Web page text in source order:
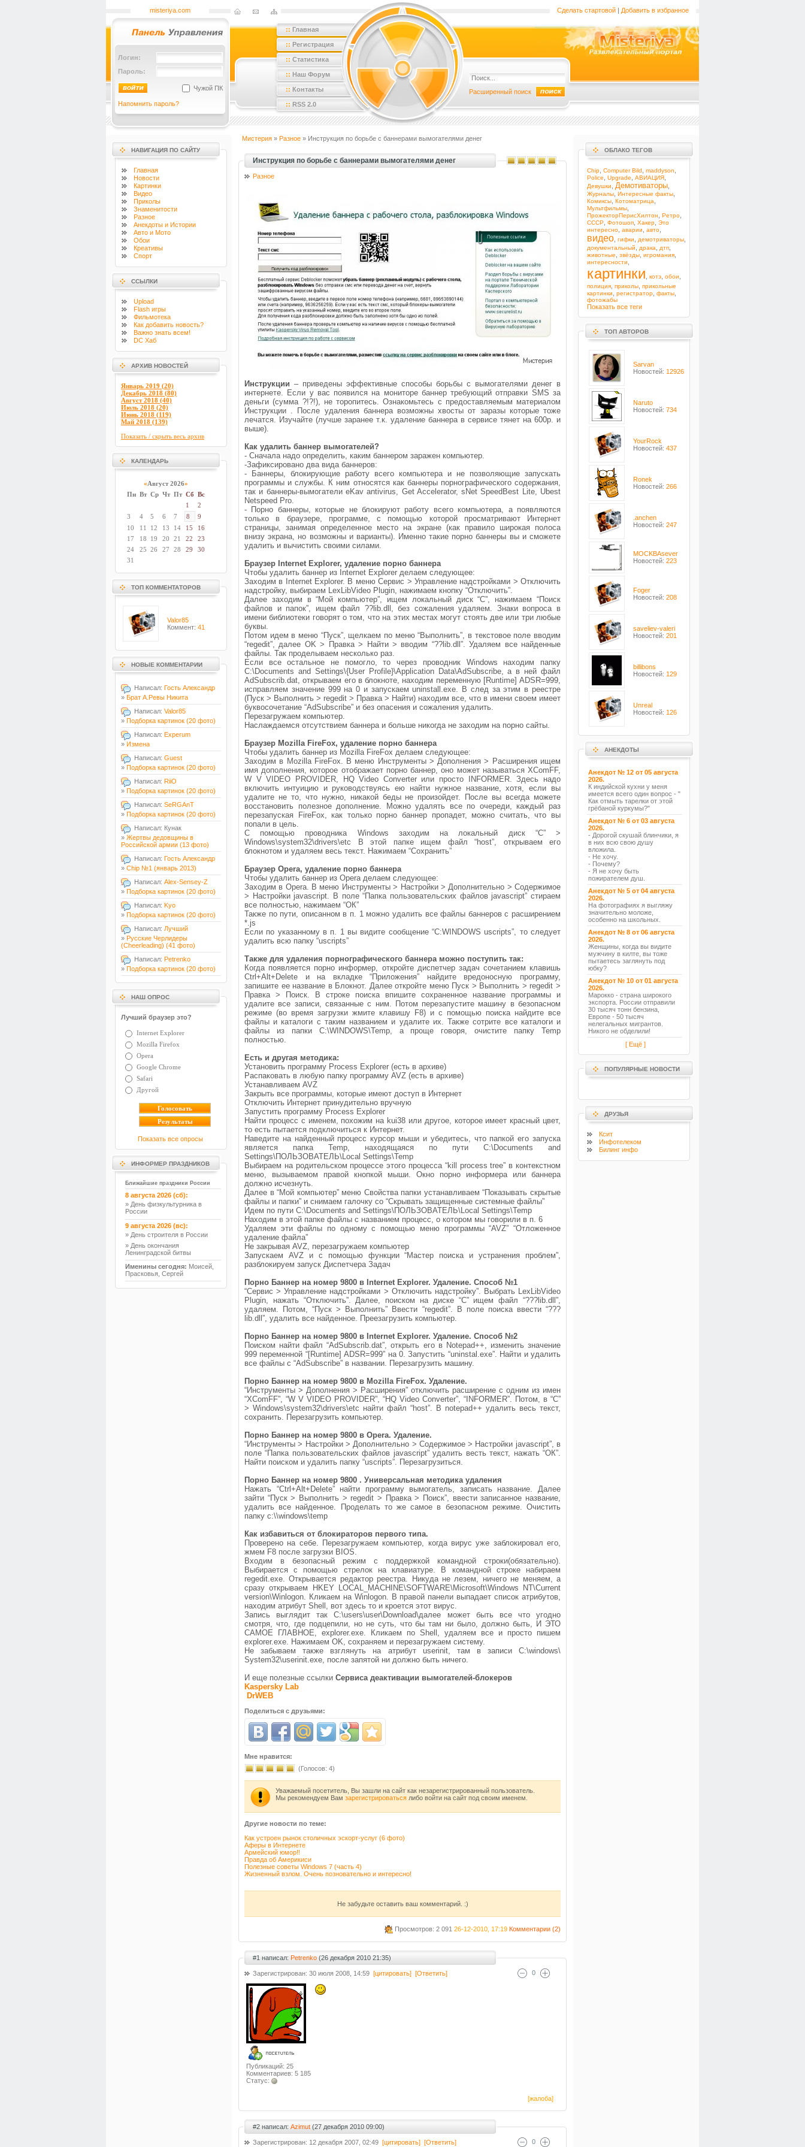
misteriya.com Сделать стартовой | Добавить в избранное
Логин:
Пароль:
Чужой ПК
Напомнить пароль?
:: Главная
:: Регистрация
:: Статистика
:: Наш Форум
:: Контакты
:: RSS 2.0
Расширенный поиск
НАВИГАЦИЯ ПО САЙТУ
Главная
Новости
Картинки
Видео
Приколы
Знаменитости
Разное
Анекдоты и Истории
Авто и Мото
Обои
Креативы
Спорт
ССЫЛКИ
Upload
Flash игры
Фильмотека
Как добавить новость?
Важно знать всем!
DC Хаб
АРХИВ НОВОСТЕЙ
Январь 2019 (20)
Декабрь 2018 (80)
Август 2018 (40)
Июль 2018 (20)
Июнь 2018 (119)
Май 2018 (139)
Показать / скрыть весь архив
КАЛЕНДАРЬ
«Август 2026»
Пн Вт Ср Чт Пт Сб Вс
1
2
3
4 5 6 7 8
9
10
11 12 13 14 15
16
17
18 19 20 21 22
23
24
25 26 27 28 29
30
31
ТОП КОММЕНТАТОРОВ
Valor85
Коммент: 41
НОВЫЕ КОММЕНТАРИИ
Написал: Гость Александр
» Брат А.Ревы Никита
Написал: Valor85
» Подборка картинок (20 фото)
Написал: Experum
» Измена
Написал: Guest
» Подборка картинок (20 фото)
Написал: RiiO
» Подборка картинок (20 фото)
Написал: SeRGAnT
» Подборка картинок (20 фото)
Написал: Кунак
» Жертвы дедовщины в
Российской армии (13 фото)
Написал: Гость Александр
» Chip №1 (январь 2013)
Написал: Alex-Sensey-Z
» Подборка картинок (20 фото)
Написал: Kyo
» Подборка картинок (20 фото)
Написал: Лучший
» Русские Черлидеры
(Cheerleading) (41 фото)
Написал: Petrenko
» Подборка картинок (20 фото)
НАШ ОПРОС
Лучший браузер это?
Internet Explorer
Mozilla Firefox
Opera
Google Chrome
Safari
Другой
Показать все опросы
ИНФОРМЕР ПРАЗДНИКОВ
Ближайшие праздники России
8 августа 2026 (сб):
» День физкультурника в
России
9 августа 2026 (вс):
» День строителя в России
» День окончания
Ленинградской битвы
Именины сегодня: Моисей,
Прасковья, Сергей
Мистерия » Разное » Инструкция по борьбе с баннерами вымогателями денег
Инструкция по борьбе с баннерами вымогателями денег
Разное
Инструкции – приведены эффективные способы борьбы с вымогателями денег в
интернете. Если у вас появился на мониторе баннер требующий отправки SMS за
деньги (сумма ?!?!), не торопитесь. Ознакомьтесь с предоставляемым материалом
Инструкции . После удаления баннера возможны хвосты от заразы которые тоже
лечатся. Изучайте (лучше заранее т.к. удаление баннера в сервисе тянет на 600р. и
выше).
Как удалить баннер вымогателей?
- Сначала надо определить, каким баннером заражен компьютер.
-Зафиксировано два вида баннеров:
- Баннеры, блокирующие работу всего компьютера и не позволяющие запускать
программы и службы. К ним относятся как баннеры порнографического содержания,
так и баннеры-вымогатели eKav antivirus, Get Accelerator, sNet SpeedBest Lite, Ubest
Netspeed Pro.
- Порно баннеры, которые не блокируют работу всего компьютера, а появляются
только в браузере, программе, с помощью которой просматривают Интернет
страницы, занимая определенное место на экране (как правило широкая полоса
внизу экрана, но возможны и варианты). Именно такие порно баннеры вы и сможете
удалить и вычистить своими силами.
Браузер Internet Explorer, удаление порно баннера
Чтобы удалить баннер из Internet Explorer делаем следующее:
Заходим в Internet Explorer. В меню Сервис > Управление надстройками > Отключить
надстройку, выбираем LexLibVideo Plugin, нажимаем кнопку “Отключить”.
Далее заходим в “Мой компьютер”, ищем локальный диск “C”, нажимаем “Поиск
файлов и папок”, ищем файл ??lib.dll, без сожаления удаляем. Знаки вопроса в
имени библиотеки говорят о том, что на этих местах могут стоять две или три любые
буквы.
Потом идем в меню “Пуск”, щелкаем по меню “Выполнить”, в текстовое поле вводим
“regedit”, далее OK > Правка > Найти > вводим “??lib.dll”. Удаляем все найденные
файлы. Так проделываем несколько раз.
Если все остальное не помогло, то через проводник Windows находим папку
C:\Documents and Settings\{User Profile}\Application Data\AdSubscribe, а в ней файл
AdSubscrib.dat, открываем его в блокноте, находим переменную [Runtime] ADSR=999,
исправляем значение 999 на 0 и запускаем uninstall.exe. В след за этим в реестре
(Пуск > Выполнить > regedit > Правка > Найти) находим все, что в имени своем имеет
буквосочетание “AdSubscribe” и без опасения и сожаления удалить.
Перезагружаем компьютер.
Наслаждаемся отсутствием баннера и больше никогда не заходим на порно сайты.
Браузер Mozilla FireFox, удаление порно баннера
Чтобы удалить баннер из Mozilla FireFox делаем следующее:
Заходим в Mozilla FireFox. В меню Инструменты > Дополнения > Расширения ищем
имя дополнения, которое отображает порно баннер, оно может называться XComFF,
W V VIDEO PROVIDER, HQ Video Converter или просто INFORMER. Здесь надо
включить интуицию и руководствуясь ею найти нужное название, хотя, если вы
удалите не то, что нужно, никакой беды не произойдет. После вы всегда можете
восстановить полезное дополнение. Можно удалять все по очереди, каждый раз
перезапуская FireFox, как только порно баннер пропадет, можно считать, что вы
попали в цель.
С помощью проводника Windows заходим на локальный диск “C” >
Windows\system32\drivers\etc В этой папке ищем файл “host”, открываем его
блокнотом и удаляем весь текст. Нажимаем “Сохранить”
Браузер Opera, удаление порно баннера
Чтобы удалить баннер из Opera делаем следующее:
Заходим в Opera. В меню Инструменты > Настройки > Дополнительно > Содержимое
> Настройки jаvascript. В поле “Папка пользовательских файлов jаvascript” стираем
все полностью, нажимаем “ОК”
Также по пути, описанном в п. 1 можно удалить все файлы баннеров с расширением
*.js
Если по указанному в п. 1 вы видите сообщение “C:WINDOWS uscripts”, то следует
удалить всю папку “uscripts”
Также для удаления порнографического баннера можно поступить так:
Когда появляется порно информер, откройте диспетчер задач сочетанием клавишь
Ctrl+Alt+Delete и на вкладке “Приложения” найдите вредоносную программу,
запишите ее название в Блокнот. Далее откройте меню Пуск > Выполнить > regedit >
Правка > Поиск. В строке поиска впишите сохраненное название программы и
удалите все записи, связанные с ним. Потом перезапустите машину в безопасном
режиме (во время загрузки жмите клавишу F8) и с помощью поиска найдите все
файлы и каталоги с таким названием и удалите их. Также сотрите все каталоги и
файлы из папки C:\WINDOWS\Temp, а проще говоря, очистите папку Temp
полностью.
Есть и другая методика:
Установить программу Process Explorer (есть в архиве)
Распаковать в любую папку программу AVZ (есть в архиве)
Устанавливаем AVZ
Закрыть все программы, которые имеют доступ в Интернет
Отключить Интернет принудительно вручную
Запустить программу Process Explorer
Найти процесс с именем, похожим на kui38 или другое, которое имеет красный цвет,
то есть пытается подключиться к Интернет.
Наведите на найденный процесс курсор мыши и убедитесь, что папкой его запуска
является папка Temp, находящаяся по пути C:\Documents and
Settings\ПОЛЬЗОВАТЕЛЬ\Local Settings\Temp
Выбираем на родительском процессе этого процесса “kill process tree” в контекстном
меню, вызываемом правой кнопкой мыши. Окно порно информера или баннера
должно исчезнуть.
Далее в “Мой компьютер” меню Свойства папки устанавливаем “Показывать скрытые
файлы и папки” и снимаем галочку со “Скрывать защищенные системные файлы”
Идем по пути C:\Documents and Settings\ПОЛЬЗОВАТЕЛЬ\Local Settings\Temp
Находим в этой папке файлы с названием процесс, о котором мы говорили в п. 6
Удаляем эти файлы по одному с помощью меню программы “AVZ” “Отложенное
удаление файла”
Не закрывая AVZ, перезагружаем компьютер
Запускаем AVZ и с помощью функции “Мастер поиска и устранения проблем”,
разблокируем запуск Диспетчера Задач
Порно Баннер на номер 9800 в Internet Explorer. Удаление. Способ №1
“Сервис > Управление надстройками > Отключить надстройку”. Выбрать LexLibVideo
Plugin, нажать “Отключить”. Далее, поиском на диске “С” ищем файл “???lib.dll”,
удаляем. Потом, “Пуск > Выполнить” Ввести “regedit”. В поле поиска ввести “???
lib.dll”, удалить все найденное. Преезагрузить компьютер.
Порно Баннер на номер 9800 в Internet Explorer. Удаление. Способ №2
Поиском найти файл “AdSubscrib.dat”, открыть его в Notepad++, изменить значение
999 переменной “[Runtime] ADSR=999” на 0. Запустить “uninstal.exe”. Найти и удалить
все файлы с “AdSubscribe” в названии. Перезагрузить машину.
Порно Баннер на номер 9800 в Mozilla FireFox. Удаление.
“Инструменты > Дополнения > Расширения” отключить расширение с одним из имен
“XComFF”, “W V VIDEO PROVIDER”, “HQ Video Converter”, “INFORMER”. Потом, в “C”
> Windows\system32\drivers\etc найти файл “host”. В notepad++ удалить весь текст,
сохранить. Перезагрузить компьютер.
Порно Баннер на номер 9800 в Opera. Удаление.
“Инструменты > Настройки > Дополнительно > Содержимое > Настройки jаvascript”, в
поле “Папка пользовательских файлов jаvascript” удалить весть текст, нажать “ОК”.
Найти поиском и удалить папку “uscripts”. Перезагрузиться.
Порно Баннер на номер 9800 . Универсальная методика удаления
Нажать “Ctrl+Alt+Delete” найти программу вымогатель, записать название. Далее
зайти “Пуск > Выполнить > regedit > Правка > Поиск”, ввести записанное название,
удалить все найденное. Проделать то же самое в безопасном режиме. Очистить
папку c:\\windows\temp
Как избавиться от блокираторов первого типа.
Проверено на себе. Перезагружаем компьютер, когда вирус уже заблокировал его,
жмем F8 после загрузки BIOS.
Входим в безопасный режим с поддержкой командной строки(обязательно).
Выбирается с помощью стрелок на клавиатуре. В командной строке набираем
regedit.exe. Открывается редактор реестра. Никуда не лезем, ничего не меняем, а
сразу открываем HKEY LOCAL_MACHINE\SOFTWARE\Microsoft\Windows NT\Current
version\Winlogon. Кликаем на Winlogon. В правой панели выпадает список атрибутов,
находим атрибут Shell, вот здесь то и кроется этот вирус.
Запись выглядит так C:\users\user\Download\далее может быть все что угодно
смотря, что, где подцепили, но не суть, что бы там ни было, должно быть, И ЭТО
САМОЕ ГЛАВНОЕ, explorer.exe. Кликаем по Shell, удаляем все и просто пишем
explorer.exe. Нажимаем OK, сохраняем и перезагружаем систему.
Не забываем также взглянуть на атрибут userinit, там в записи C:\windows\
System32\userinit.exe, после запятой ни должно быть ничего.
И еще полезные ссылки Сервиса деактивации вымогателей-блокеров
Kaspersky Lab
DrWEB
Поделиться с друзьями:
Мне нравится:
(Голосов: 4)
Уважаемый посетитель, Вы зашли на сайт как незарегистрированный пользователь.
Мы рекомендуем Вам зарегистрироваться либо войти на сайт под своим именем.
Другие новости по теме:
Как устроен рынок столичных эскорт-услуг (6 фото)
Аферы в Интернете
Армейский юмор!!
Правда об Америкиси
Полезные советы Windows 7 (часть 4)
Жизненный взлом. Очень позновательно и интересно!
Не забудьте оставить ваш комментарий. :)
Просмотров: 2 091 26-12-2010, 17:19 Комментарии (2)
#1 написал: Petrenko (26 декабря 2010 21:35)
Зарегистрирован: 30 июля 2008, 14:59 [цитировать] [Ответить] 0
Публикаций: 25
Комментариев: 5 185
Статус:
[жалоба]
#2 написал: Azimut (27 декабря 2010 09:00)
Зарегистрирован: 12 декабря 2007, 02:49 [цитировать] [Ответить] 0
ОБЛАКО ТЕГОВ
Chip Computer Bild maddyson
Police Upgrade АВИАЦИЯ
Девушки Демотиваторы
Журналы Интересные факты
Комиксы Котоматрица
Мультфильмы
ПрожекторПерисХилтон Ретро
СССР Фотошоп Хакер Это
интересно аварии авто
видео гифки демотриваторы
документальный драка дтп
животные звёзды игромания
интересности
картинки котэ обои
полиция приколы прикольные
картинки
регистратор факты
фотожабы
Показать все теги
ТОП АВТОРОВ
Sarvan
Новостей: 12926
Naruto
Новостей: 734
YourRock
Новостей: 437
Ronek
Новостей: 266
.anchen
Новостей: 247
MOCKBAsever
Новостей: 223
Foger
Новостей: 208
saveliev-valeri
Новостей: 201
billibons
Новостей: 129
Unreal
Новостей: 126
АНЕКДОТЫ
Анекдот № 12 от 05 августа
2026.
К индийской кухни у меня
имеется всего один вопрос - "
Как отмыть тарелки от этой
грёбаной куркумы?"
Анекдот № 6 от 03 августа
2026.
- Дорогой скушай блинчики, я
в них всю свою душу
вложила.
- Не хочу.
- Почему?
- Я не хочу быть
пожирателем душ.
Анекдот № 5 от 04 августа
2026.
На фотографиях я выгляжу
значительно моложе,
особенно на школьных.
Анекдот № 8 от 06 августа
2026.
Женщины, когда вы видите
мужчину в килте, вы тоже
пытаетесь заглянуть под
юбку?
Анекдот № 10 от 01 августа
2026.
Марокко - страна широкого
экспорта. России отправили
30 тысяч тонн бензина,
Европе - 50 тысяч
нелегальных мигрантов.
Никого не обделили!
[ Ещё ]
ПОПУЛЯРНЫЕ НОВОСТИ
ДРУЗЬЯ
Ксит
Инфотелеком
Билинг инфо